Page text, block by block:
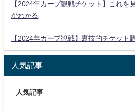
【2024年カープ観戦チケット】これを
がわかる
【2024年カープ観戦】裏技的チケット
人気記事
人気記事